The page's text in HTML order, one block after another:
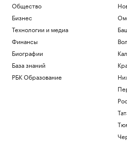
Общество
Бизнес
Технологии и медиа
Финансы
Биографии
База знаний
РБК Образование